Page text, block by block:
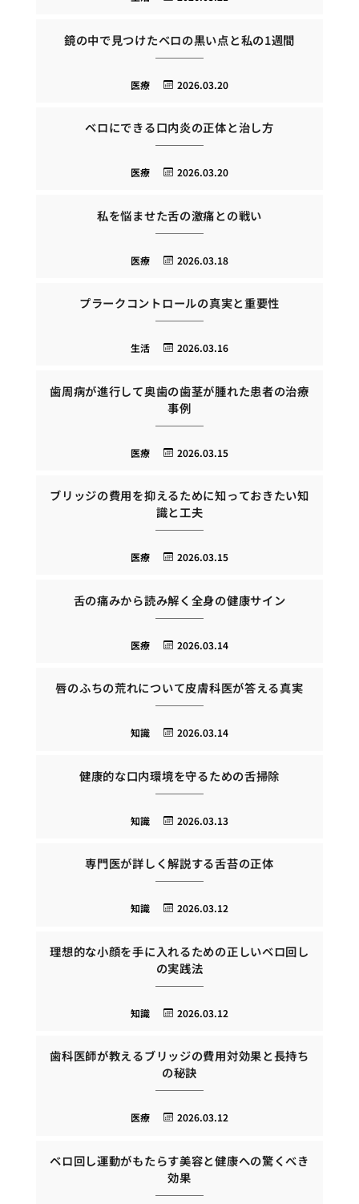
鏡の中で見つけたベロの黒い点と私の1週間
2026.03.20
医療
ベロにできる口内炎の正体と治し方
2026.03.20
医療
私を悩ませた舌の激痛との戦い
2026.03.18
医療
プラークコントロールの真実と重要性
2026.03.16
生活
歯周病が進行して奥歯の歯茎が腫れた患者の治療
事例
2026.03.15
医療
ブリッジの費用を抑えるために知っておきたい知
識と工夫
2026.03.15
医療
舌の痛みから読み解く全身の健康サイン
2026.03.14
医療
唇のふちの荒れについて皮膚科医が答える真実
2026.03.14
知識
健康的な口内環境を守るための舌掃除
2026.03.13
知識
専門医が詳しく解説する舌苔の正体
2026.03.12
知識
理想的な小顔を手に入れるための正しいベロ回し
の実践法
2026.03.12
知識
歯科医師が教えるブリッジの費用対効果と長持ち
の秘訣
2026.03.12
医療
ベロ回し運動がもたらす美容と健康への驚くべき
効果